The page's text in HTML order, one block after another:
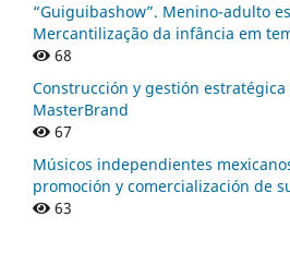
“Guiguibashow”. Menino-adulto
Mercantilização da infância em
68
Construcción y gestión
MasterBrand
67
Músicos independientes
promoción y comercialización de
63